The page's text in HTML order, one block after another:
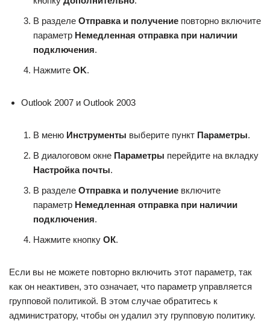
В разделе Отправка и получение повторно включите
параметр Немедленная отправка при наличии
подключения.
Нажмите OK.
Outlook 2007 и Outlook 2003
В меню Инструменты выберите пункт Параметры.
В диалоговом окне Параметры перейдите на вкладку
Настройка почты.
В разделе Отправка и получение включите
параметр Немедленная отправка при наличии
подключения.
Нажмите кнопку ОК.
Если вы не можете повторно включить этот параметр, так
как он неактивен, это означает, что параметр управляется
групповой политикой. В этом случае обратитесь к
администратору, чтобы он удалил эту групповую политику.